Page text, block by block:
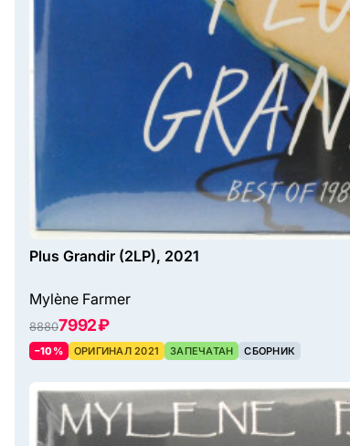
Plus Grandir (2LP), 2021
Mylène Farmer
88807992 ₽
–10% ОРИГИНАЛ 2021 ЗАПЕЧАТАН СБОРНИК